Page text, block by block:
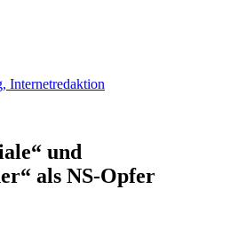
Internetredaktion
und
als NS-Opfer